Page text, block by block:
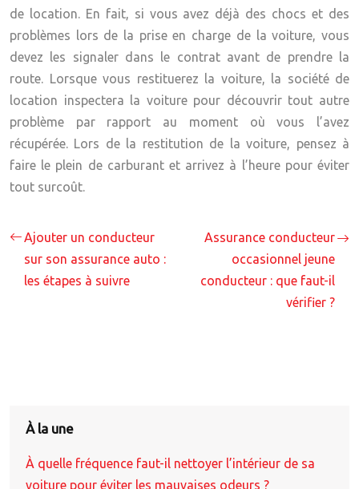
de location. En fait, si vous avez déjà des chocs et des
problèmes lors de la prise en charge de la voiture, vous
devez les signaler dans le contrat avant de prendre la
route. Lorsque vous restituerez la voiture, la société de
location inspectera la voiture pour découvrir tout autre
problème par rapport au moment où vous l’avez
récupérée. Lors de la restitution de la voiture, pensez à
faire le plein de carburant et arrivez à l’heure pour éviter
tout surcoût.
Ajouter un conducteur
sur son assurance auto :
les étapes à suivre
Assurance conducteur
occasionnel jeune
conducteur : que faut-il
vérifier ?
À la une
À quelle fréquence faut-il nettoyer l’intérieur de sa
voiture pour éviter les mauvaises odeurs ?